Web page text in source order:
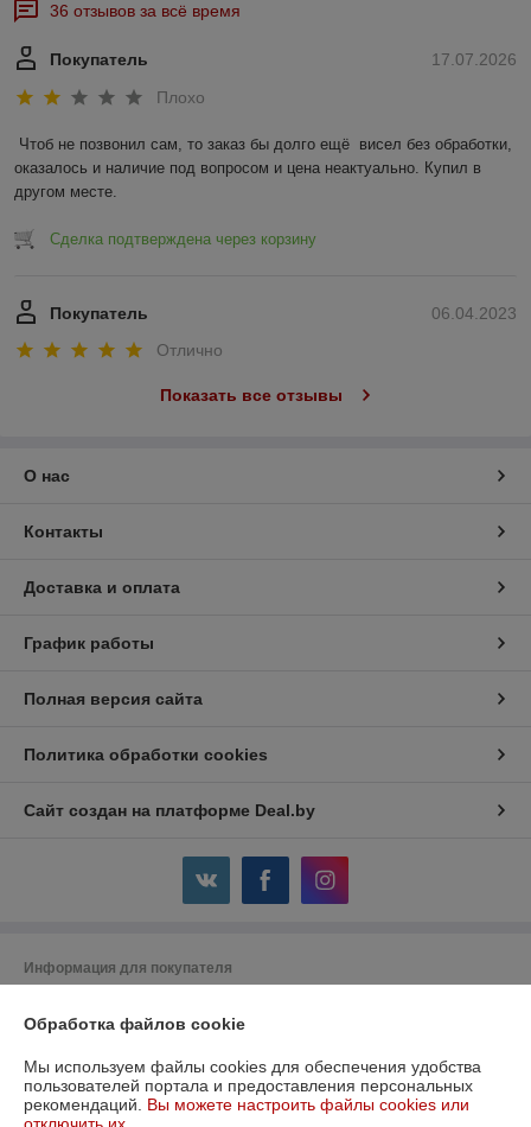
36 отзывов за всё время
17.07.2026
Покупатель
Плохо
Чтоб не позвонил сам, то заказ бы долго ещё  висел без обработки,
оказалось и наличие под вопросом и цена неактуально. Купил в
другом месте.
Сделка подтверждена через корзину
06.04.2023
Покупатель
Отлично
Показать все отзывы
О нас
Контакты
Доставка и оплата
График работы
Полная версия сайта
Политика обработки cookies
Сайт создан на платформе Deal.by
Информация для покупателя
220104, г. Минск, ул. М. Лынькова, д.17, пом. 4Н, ком 6
Регистрационный номер ЕГР: 191684551
УНП: 191753621
Обработка файлов cookie
Мы используем файлы cookies для обеспечения удобства
пользователей портала и предоставления персональных
рекомендаций. Вы можете настроить файлы cookies или